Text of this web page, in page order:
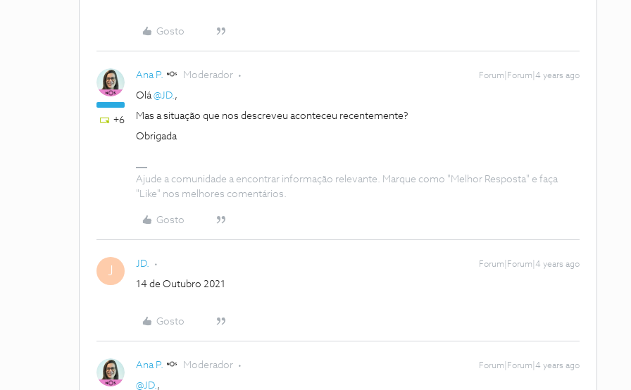
Gosto
+6
Ana P. Moderador Forum|Forum|4 years ago
Olá@JD.,
Mas a situação que nos descreveu aconteceu recentemente?
Obrigada
Ajude a comunidade a encontrar informação relevante. Marque como "Melhor Resposta" e faça
"Like" nos melhores comentários.
Gosto
J JD. Forum|Forum|4 years ago
14 de Outubro 2021
Gosto
Ana P. Moderador Forum|Forum|4 years ago
@JD.,